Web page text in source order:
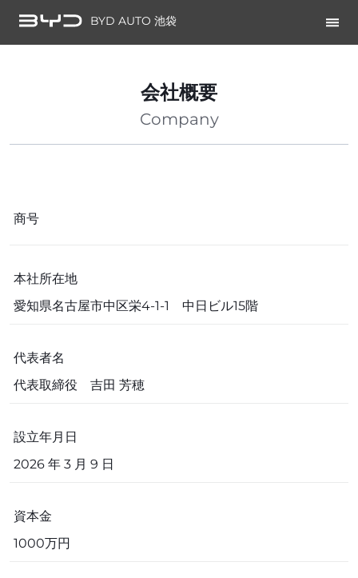
BYD AUTO 池袋
会社概要
Company
商号
本社所在地
愛知県名古屋市中区栄4-1-1 中日ビル15階
代表者名
代表取締役 吉田 芳穂
設立年月日
2026 年 3 月 9 日
資本金
1000万円